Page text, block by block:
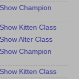
Champion
Kitten Class
Alter Class
Champion
Kitten Class